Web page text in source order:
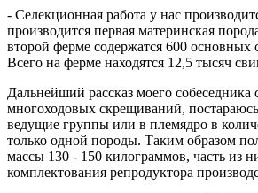
- Селекционная работа у нас
производится первая материнская
второй ферме содержатся 600 основных
Всего на ферме находятся 12,5 тысяч
Дальнейший рассказ моего
многоходовых скрещиваний,
ведущие группы или в племядро в
только одной породы. Таким образом
массы 130 - 150 килограммов, часть из
комплектования репродуктора